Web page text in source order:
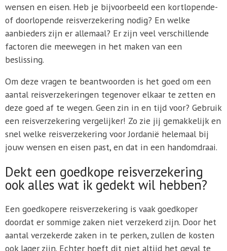
wensen en eisen. Heb je bijvoorbeeld een kortlopende-
of doorlopende reisverzekering nodig? En welke
aanbieders zijn er allemaal? Er zijn veel verschillende
factoren die meewegen in het maken van een
beslissing.
Om deze vragen te beantwoorden is het goed om een
aantal reisverzekeringen tegenover elkaar te zetten en
deze goed af te wegen. Geen zin in en tijd voor? Gebruik
een reisverzekering vergelijker! Zo zie jij gemakkelijk en
snel welke reisverzekering voor Jordanië helemaal bij
jouw wensen en eisen past, en dat in een handomdraai.
Dekt een goedkope reisverzekering
ook alles wat ik gedekt wil hebben?
Een goedkopere reisverzekering is vaak goedkoper
doordat er sommige zaken niet verzekerd zijn. Door het
aantal verzekerde zaken in te perken, zullen de kosten
ook lager zijn. Echter hoeft dit niet altijd het geval te